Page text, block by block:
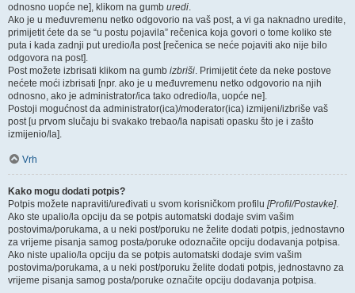
odnosno uopće ne], klikom na gumb uredi.
Ako je u međuvremenu netko odgovorio na vaš post, a vi ga naknadno uredite,
primijetit ćete da se “u postu pojavila” rečenica koja govori o tome koliko ste
puta i kada zadnji put uredio/la post [rečenica se neće pojaviti ako nije bilo
odgovora na post].
Post možete izbrisati klikom na gumb izbriši. Primijetit ćete da neke postove
nećete moći izbrisati [npr. ako je u međuvremenu netko odgovorio na njih
odnosno, ako je administrator/ica tako odredio/la, uopće ne].
Postoji mogućnost da administrator(ica)/moderator(ica) izmijeni/izbriše vaš
post [u prvom slučaju bi svakako trebao/la napisati opasku što je i zašto
izmijenio/la].
Vrh
Kako mogu dodati potpis?
Potpis možete napraviti/uređivati u svom korisničkom profilu [Profil/Postavke].
Ako ste upalio/la opciju da se potpis automatski dodaje svim vašim
postovima/porukama, a u neki post/poruku ne želite dodati potpis, jednostavno
za vrijeme pisanja samog posta/poruke odoznačite opciju dodavanja potpisa.
Ako niste upalio/la opciju da se potpis automatski dodaje svim vašim
postovima/porukama, a u neki post/poruku želite dodati potpis, jednostavno za
vrijeme pisanja samog posta/poruke označite opciju dodavanja potpisa.